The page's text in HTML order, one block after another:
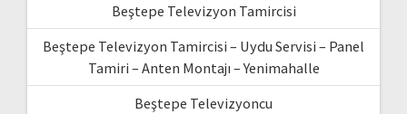
Beştepe Televizyon Tamircisi
Beştepe Televizyon Tamircisi – Uydu Servisi – Panel
Tamiri – Anten Montajı – Yenimahalle
Beştepe Televizyoncu